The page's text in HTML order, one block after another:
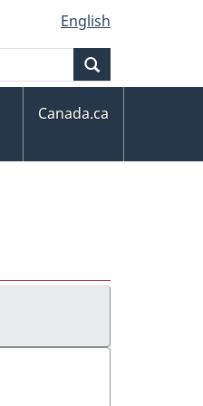
English
Canada.ca